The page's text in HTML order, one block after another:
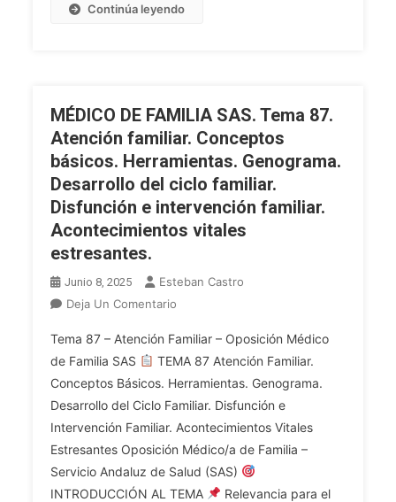
Hacer
Atención
Comunitaria.
Determinantes
De
La
Salud.
Conocimiento
La
De
Problemas
Y
Priorización
De
Actuaciones.
Continúa leyendo
MÉDICO DE FAMILIA SAS. Tema 87.
Atención familiar. Conceptos
básicos. Herramientas. Genograma.
Desarrollo del ciclo familiar.
Disfunción e intervención familiar.
Acontecimientos vitales
estresantes.
Junio 8, 2025
Esteban Castro
Deja Un Comentario
DE
FAMILIA
SAS.
Tema
87.
Atención
Familiar.
Conceptos
Tema 87 – Atención Familiar – Oposición Médico
de Familia SAS
TEMA 87 Atención Familiar.
Conceptos Básicos. Herramientas. Genograma.
Desarrollo del Ciclo Familiar. Disfunción e
Intervención Familiar. Acontecimientos Vitales
Estresantes Oposición Médico/a de Familia –
Servicio Andaluz de Salud (SAS)
INTRODUCCIÓN AL TEMA
Relevancia para el